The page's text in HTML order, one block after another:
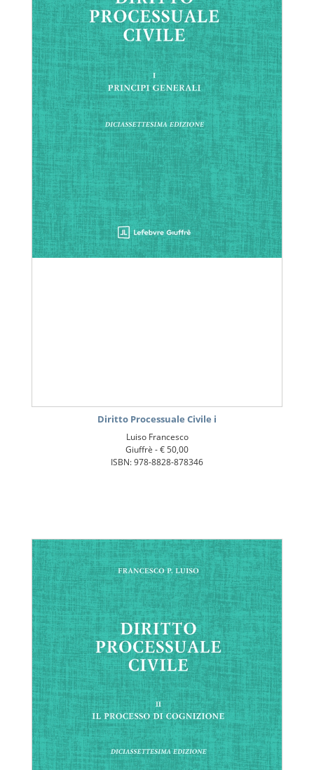
Diritto Processuale Civile i
Luiso Francesco
Giuffrè -€ 50,00
ISBN: 978-8828-878346